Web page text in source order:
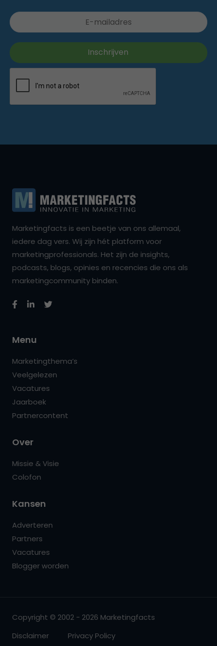
Marketingfacts is een beetje van ons allemaal,
iedere dag vers. Wij zijn hét platform voor
marketingprofessionals. Het zijn de insights,
podcasts, blogs, opinies en recencies die ons als
marketingcommunity binden.
Menu
Marketingthema’s
Veelgelezen
Vacatures
Jaarboek
Partnercontent
Over
Missie & Visie
Colofon
Kansen
Adverteren
Partners
Vacatures
Blogger worden
Copyright © 2002 - 2026 Marketingfacts
Disclaimer
Privacy Policy